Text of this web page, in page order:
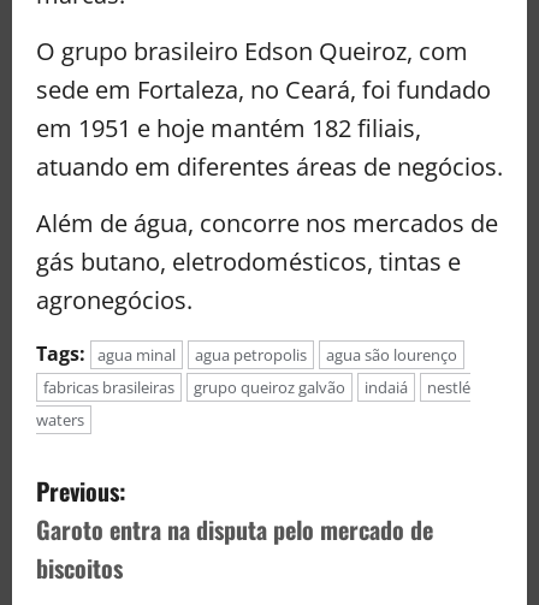
O grupo brasileiro Edson Queiroz, com
sede em Fortaleza, no Ceará, foi fundado
em 1951 e hoje mantém 182 filiais,
atuando em diferentes áreas de negócios.
Além de água, concorre nos mercados de
gás butano, eletrodomésticos, tintas e
agronegócios.
Tags: agua minal agua petropolis
agua são lourenço
fabricas brasileiras
grupo queiroz galvão indaiá
nestlé
waters
Previous:
Garoto entra na disputa pelo mercado de
biscoitos